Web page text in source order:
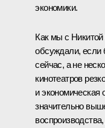
экономики.
Как мы с
обсуждали, если
сейчас, а не
кинотеатров
и экономическая
значительно